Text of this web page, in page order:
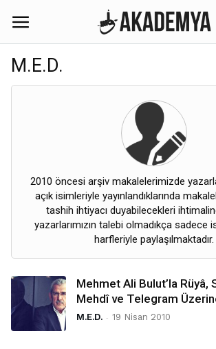
M.E.D.
2010 öncesi arşiv makalelerimizde
açık isimleriyle yayınlandıklarında
tashih ihtiyacı duyabilecekleri
yazarlarımızın talebi olmadıkça sadece
harfleriyle paylaşılmaktadır.
Mehmet Ali Bulut’la Rüyâ,
Mehdî ve Telegram
M.E.D. - 19 Nisan 2010